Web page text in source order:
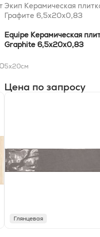
Экип Керамическая
Графите 6,5x20x0,83
Equipe Керамическая
Graphite 6,5x20x0,83
5x20см
Цена по запросу
Глянцевая